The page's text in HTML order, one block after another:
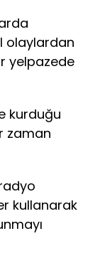
olaylardan
yelpazede
kurduğu
zaman
kullanarak